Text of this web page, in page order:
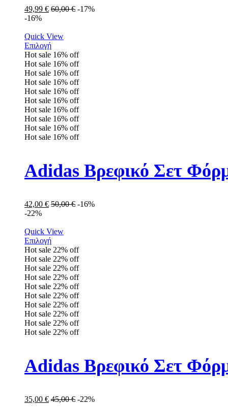
49,99 € 60,00€ -17%
-16%
Quick View
Επιλογή
Hot sale 16% off
Hot sale 16% off
Hot sale 16% off
Hot sale 16% off
Hot sale 16% off
Hot sale 16% off
Hot sale 16% off
Hot sale 16% off
Hot sale 16% off
Hot sale 16% off
Adidas Βρεφικό Σετ
42,00 € 50,00€ -16%
-22%
Quick View
Επιλογή
Hot sale 22% off
Hot sale 22% off
Hot sale 22% off
Hot sale 22% off
Hot sale 22% off
Hot sale 22% off
Hot sale 22% off
Hot sale 22% off
Hot sale 22% off
Hot sale 22% off
Adidas Βρεφικό Σετ
35,00 € 45,00€ -22%